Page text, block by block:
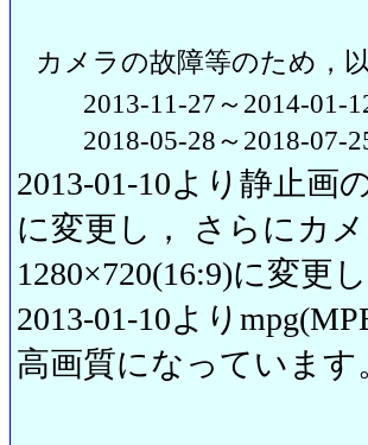
カメラの故障等のため，
2013-11-27～2014-01-
2018-05-28～2018-07-
2013-01-10より静止画
に変更し， さらにカ
1280×720(16:9)に変更
2013-01-10より
高画質になっています